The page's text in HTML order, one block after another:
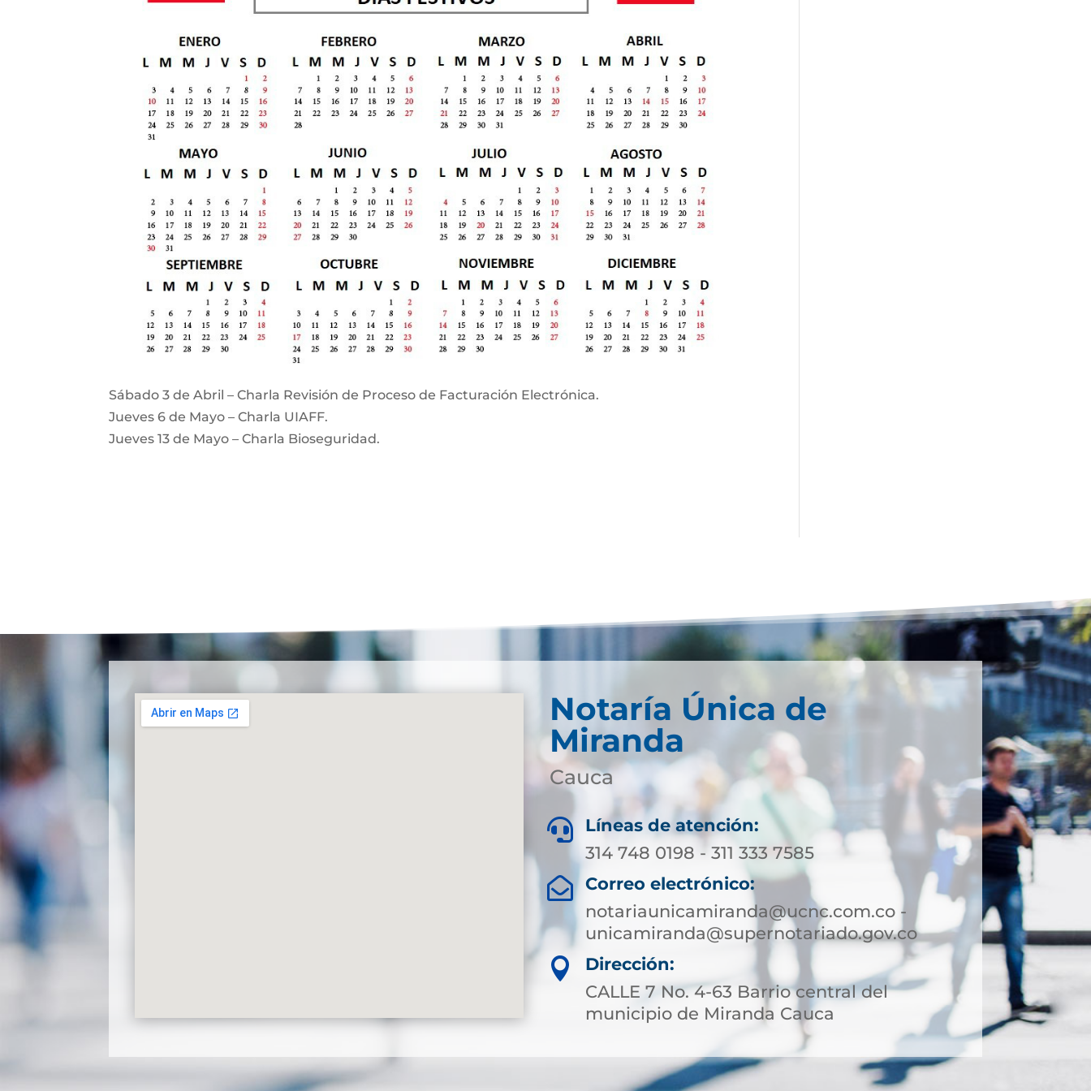
Sábado 3 de Abril – Charla Revisión de Proceso de Facturación Electrónica.
Jueves 6 de Mayo – Charla UIAFF.
Jueves 13 de Mayo – Charla Bioseguridad.
Notaría Única de
Miranda
Cauca

Líneas de atención:
314 748 0198 - 311 333 7585

Correo electrónico:
notariaunicamiranda@ucnc.com.co -
unicamiranda@supernotariado.gov.co

Dirección:
CALLE 7 No. 4-63 Barrio central del
municipio de Miranda Cauca